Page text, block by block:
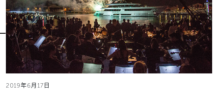
2019年6月17日